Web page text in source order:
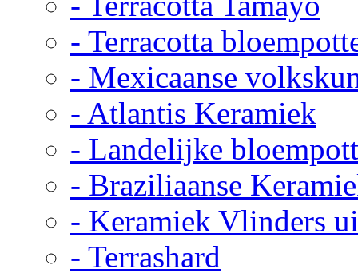
- Terracotta
- Mexicaanse
- Atlantis Keramiek
- Landelijke
- Braziliaanse
- Keramiek Vlinders
- Terrashard